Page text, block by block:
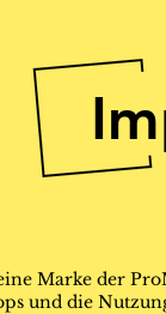
Marke der
und die